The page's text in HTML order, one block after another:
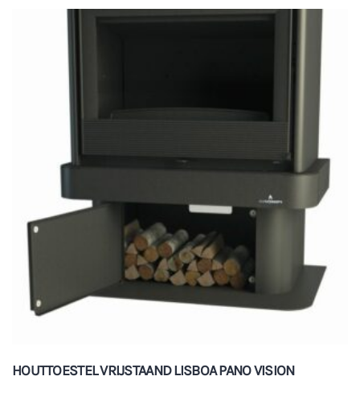
HOUTTOESTEL VRIJSTAAND LISBOA PANO VISION